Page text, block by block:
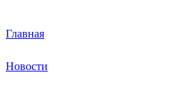
Главная
Новости